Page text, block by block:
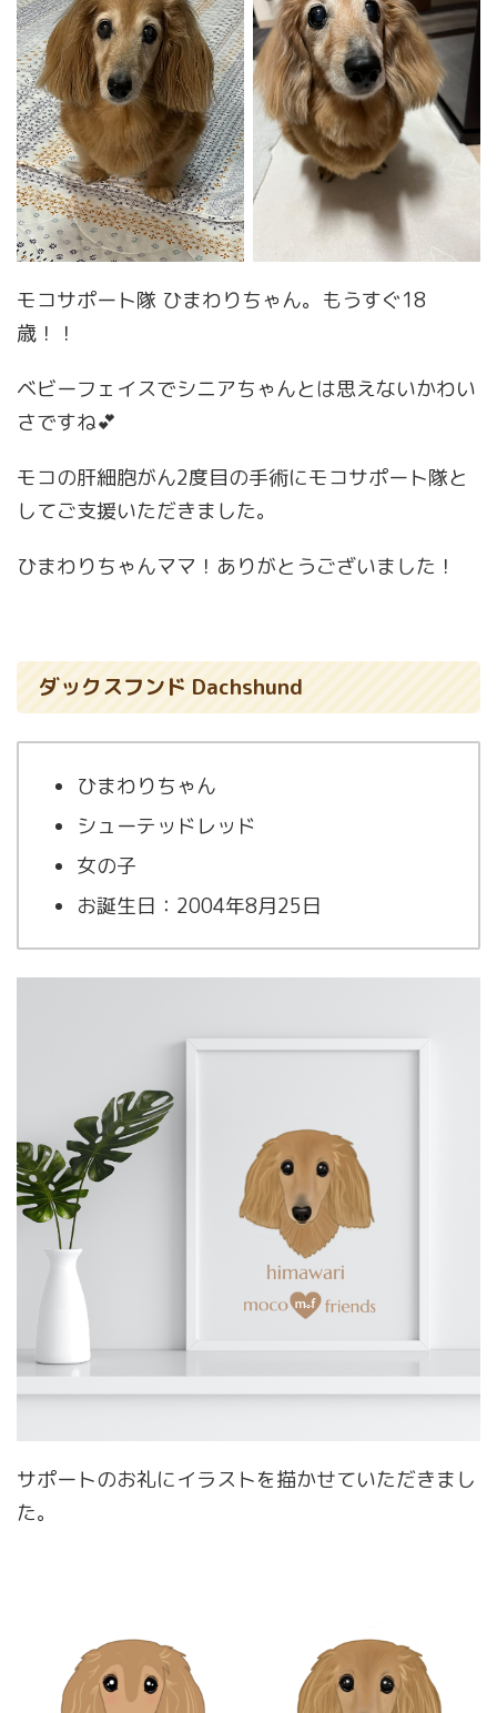
モコサポート隊 ひまわりちゃん。もうすぐ18
歳！！
ベビーフェイスでシニアちゃんとは思えないかわい
さですね💕
モコの肝細胞がん2度目の手術にモコサポート隊と
してご支援いただきました。
ひまわりちゃんママ！ありがとうございました！
ダックスフンド Dachshund
ひまわりちゃん
シューテッドレッド
女の子
お誕生日：2004年8月25日
サポートのお礼にイラストを描かせていただきまし
た。